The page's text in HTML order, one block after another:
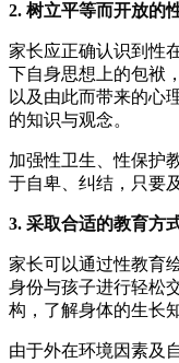
2. 树立平等而开放的
家长应正确认识到性
下自身思想上的包袱
以及由此而带来的心
的知识与观念。
加强性卫生、性保护
于自卑、纠结，只要
3. 采取合适的教育方
家长可以通过性教育
身份与孩子进行轻松
构，了解身体的生长
由于外在环境因素及